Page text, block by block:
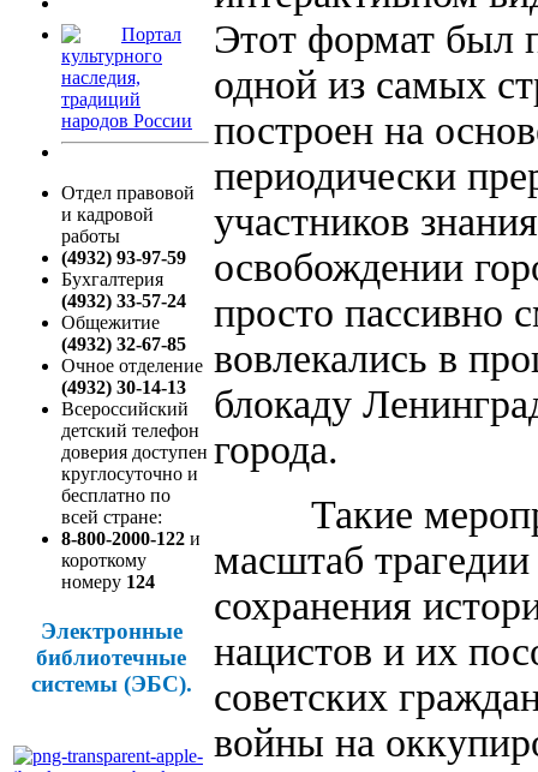
Портал
культурного
наследия,
традиций
народов России
Отдел правовой
и кадровой
работы
(4932) 93-97-59
Бухгалтерия
(4932) 33-57-24
Общежитие
(4932) 32-67-85
Очное отделение
(4932) 30-14-13
Всероссийский
детский телефон
доверия доступен
круглосуточно и
бесплатно по
всей стране:
8-800-2000-122 и
короткому
номеру 124
Электронные
библиотечные
системы (ЭБС).
Этот формат был
одной из самых
построен на
периодически
участников
освобождении
просто пассивно
вовлекались в
блокаду
города.
Такие
масштаб
сохранения
нацистов и их
советских
войны на